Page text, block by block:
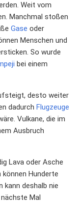
Weit vom
Manchmal stoßen
Gase oder
Menschen und
So wurde
bei einem
desto weiter
dadurch Flugzeuge
Vulkane, die im
Ausbruch
Lava oder Asche
können Hunderte
kann deshalb nie
Mal